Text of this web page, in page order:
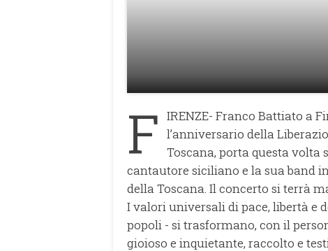
F IRENZE- Franco Battiato a
l’anniversario della
Toscana, porta questa volta
cantautore siciliano e la sua band
della Toscana. Il concerto si terrà
I valori universali di pace, libertà e
popoli - si trasformano, con il
gioioso e inquietante, raccolto e